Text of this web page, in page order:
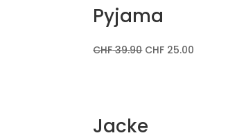
Pyjama
CHF39.90 CHF 25.00
Jacke